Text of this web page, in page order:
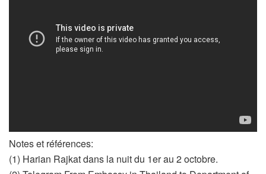
Notes et références:
(1) Harian Rajkat dans la nuit du 1er au 2 octobre.